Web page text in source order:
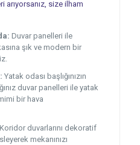
arıyorsanız, size ilham
Duvar panelleri ile
şık ve modern bir
Yatak odası başlığınızın
duvar panelleri ile yatak
bir hava
Koridor duvarlarını dekoratif
mekanınızı